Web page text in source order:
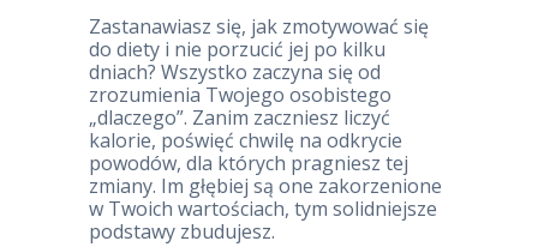
Zastanawiasz się, jak zmotywować się
do diety i nie porzucić jej po kilku
dniach? Wszystko zaczyna się od
zrozumienia Twojego osobistego
„dlaczego”. Zanim zaczniesz liczyć
kalorie, poświęć chwilę na odkrycie
powodów, dla których pragniesz tej
zmiany. Im głębiej są one zakorzenione
w Twoich wartościach, tym solidniejsze
podstawy zbudujesz.